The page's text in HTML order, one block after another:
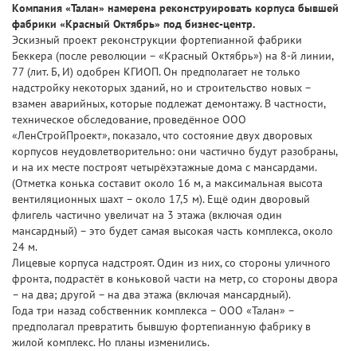
Компания «Талан» намерена реконструировать корпуса бывшей
фабрики «Красный Октябрь» под бизнес-центр.
Эскизный проект реконструкции фортепианной фабрики
Беккера (после революции – «Красный Октябрь») на 8-й линии,
77 (лит. Б, И) одобрен КГИОП. Он предполагает не только
надстройку некоторых зданий, но и строительство новых –
взамен аварийных, которые подлежат демонтажу. В частности,
техническое обследование, проведённое ООО
«ЛенСтройПроект», показало, что состояние двух дворовых
корпусов неудовлетворительно: они частично будут разобраны,
и на их месте построят четырёхэтажные дома с мансардами.
(Отметка конька составит около 16 м, а максимальная высота
вентиляционных шахт – около 17,5 м). Ещё один дворовый
флигель частично увеличат на 3 этажа (включая один
мансардный) – это будет самая высокая часть комплекса, около
24 м.
Лицевые корпуса надстроят. Один из них, со стороны уличного
фронта, подрастёт в коньковой части на метр, со стороны двора
– на два; другой – на два этажа (включая мансардный).
Года три назад собственник комплекса – ООО «Талан» –
предполагал превратить бывшую фортепианную фабрику в
жилой комплекс. Но планы изменились.